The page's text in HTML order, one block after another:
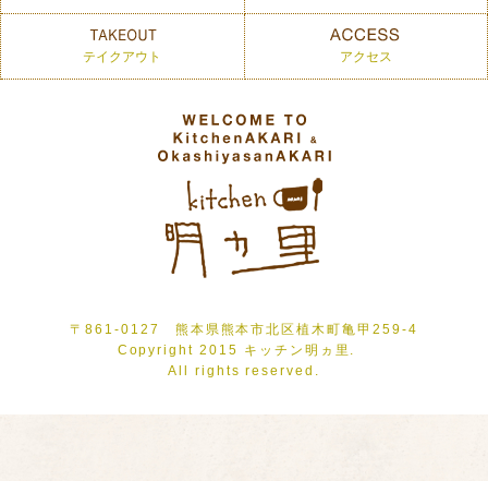
テイクアウト アクセス
〒861-0127 熊本県熊本市北区植木町亀甲259-4
Copyright 2015 キッチン明ヵ里.
All rights reserved.